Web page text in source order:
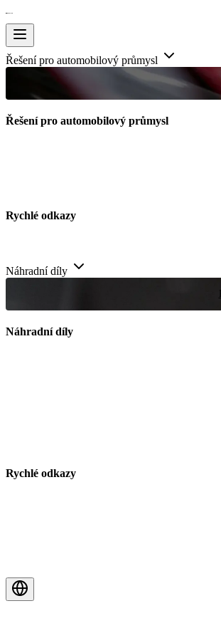
Řešení pro automobilový průmysl
Řešení pro automobilový průmysl
Rychlé odkazy
Náhradní díly
Náhradní díly
Rychlé odkazy